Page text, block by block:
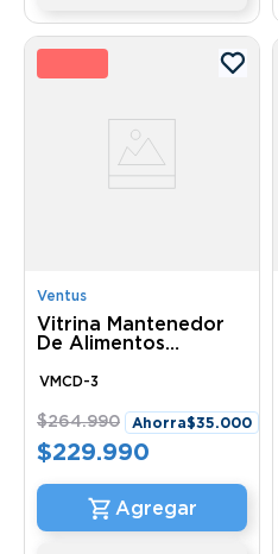
Ventus
Vitrina Mantenedor
De Alimentos
VMCD-3 Ventus
VMCD-3
$264.990 Ahorra$35.000
$229.990
9